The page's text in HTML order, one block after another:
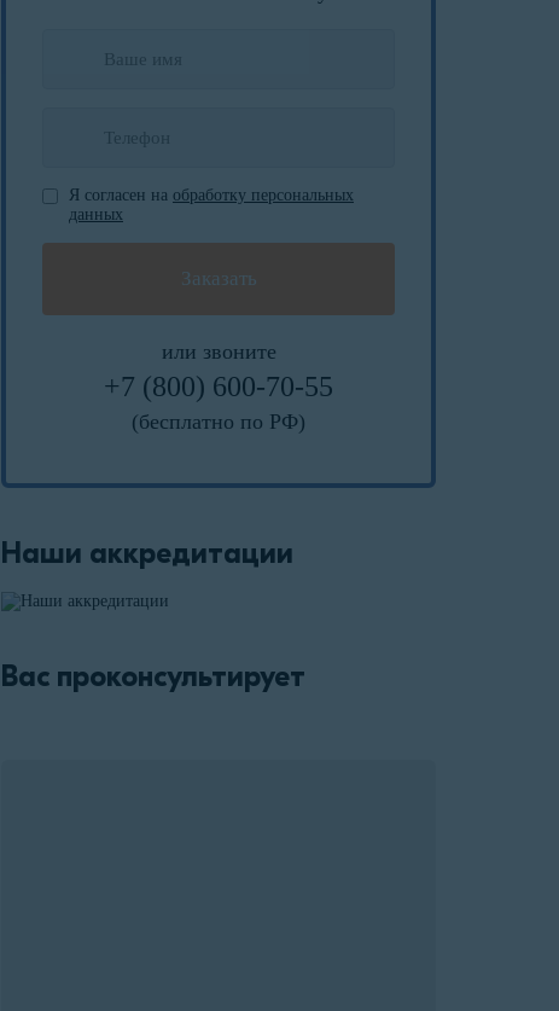
Я согласен на обработку персональных
данных
или звоните
+7 (800) 600-70-55
(бесплатно по РФ)
Наши аккредитации
Вас проконсультирует